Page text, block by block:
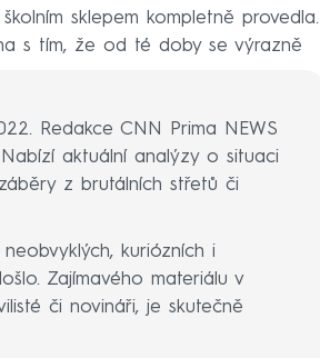
sklepem kompletně provedla.
s tím, že od té doby se výrazně
Redakce CNN Prima NEWS
aktuální analýzy o situaci
z brutálních střetů či
kuriózních i
Zajímavého materiálu v
či novináři, je skutečně